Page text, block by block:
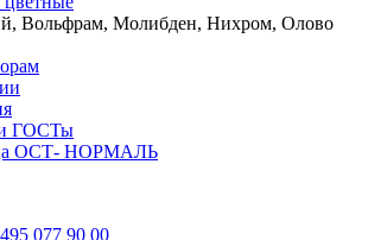
Вольфрам, Молибден, Нихром, Олово
ГОСТы
ОСТ- НОРМАЛЬ
077 90 00